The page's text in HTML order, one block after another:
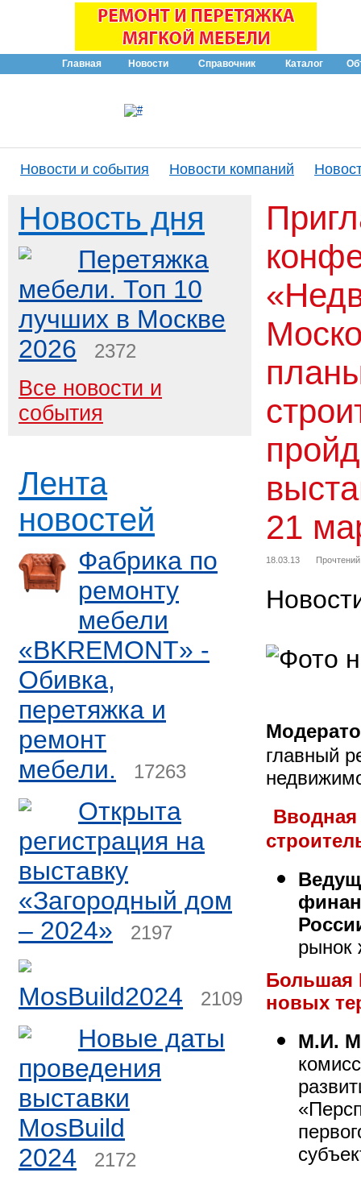
Главная Новости Справочник Каталог
Новости и события Новости компаний
Новость дня
Перетяжка
мебели. Топ 10
лучших в Москве
2026
2372
Все новости и
события
Лента
новостей
Фабрика по
ремонту
мебели
«BKREMONT» -
Обивка,
перетяжка и
ремонт
мебели.
17263
Открыта
регистрация на
выставку
«Загородный дом
– 2024»
2197
MosBuild2024 2109
Новые даты
проведения
выставки
MosBuild
2024
2172
21
18.03.13
главный
Вводная
рынок
Большая
новых
М.И.